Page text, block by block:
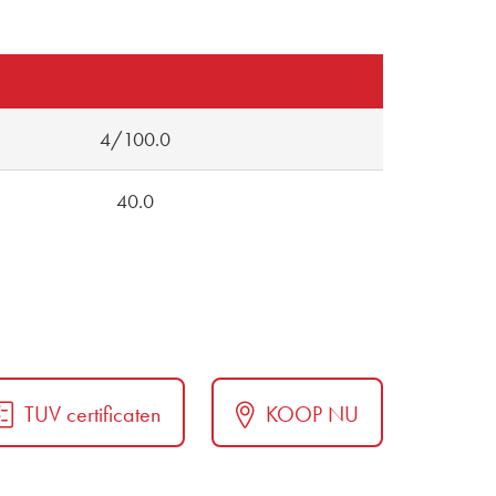
4/100.0
40.0
TUV certificaten KOOP NU